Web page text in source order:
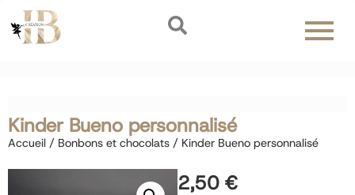
Kinder Bueno personnalisé
Accueil / Bonbons et chocolats / Kinder Bueno personnalisé
2,50 €